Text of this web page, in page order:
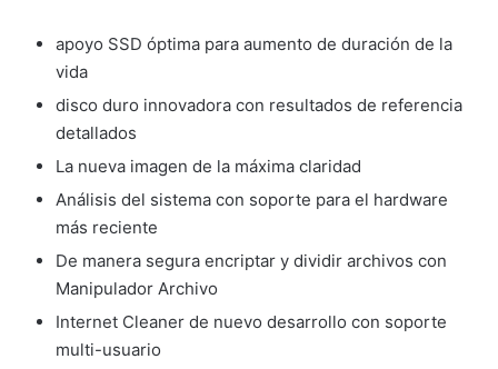
apoyo SSD óptima para aumento de duración de la
vida
disco duro innovadora con resultados de referencia
detallados
La nueva imagen de la máxima claridad
Análisis del sistema con soporte para el hardware
más reciente
De manera segura encriptar y dividir archivos con
Manipulador Archivo
Internet Cleaner de nuevo desarrollo con soporte
multi-usuario